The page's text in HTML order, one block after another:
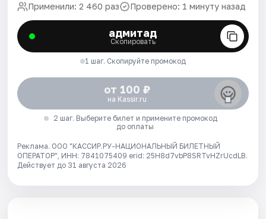
Применили: 2 460 раз Проверено: 1 минуту назад
адмитад
Скопировать
1 шаг. Скопируйте промокод
от 100 ₽
на Kassir.ru
2 шаг. Выберите билет и примените промокод
до оплаты
Реклама. ООО "КАССИР.РУ-НАЦИОНАЛЬНЫЙ БИЛЕТНЫЙ
ОПЕРАТОР", ИНН: 7841075409 erid: 25H8d7vbP8SRTvHZrUcdLB.
Действует до 31 августа 2026